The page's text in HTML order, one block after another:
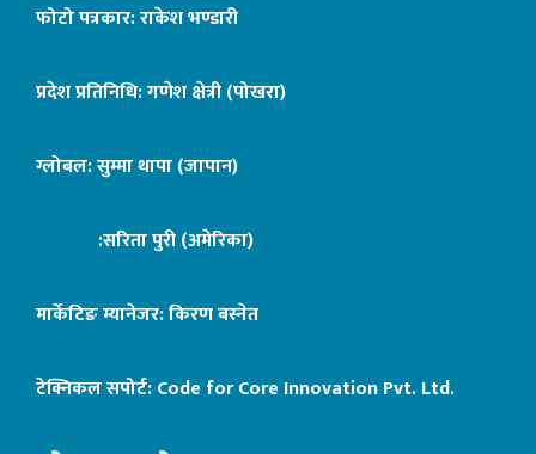
फोटो पत्रकार: राकेश भण्डारी
प्रदेश प्रतिनिधि: गणेश क्षेत्री (पोखरा)
ग्लोबल: सुम्मा थापा (जापान)
:सरिता पुरी (अमेरिका)
मार्केटिङ म्यानेजर: किरण बस्नेत
टेक्निकल सपोर्ट:Code for Core Innovation Pvt. Ltd.